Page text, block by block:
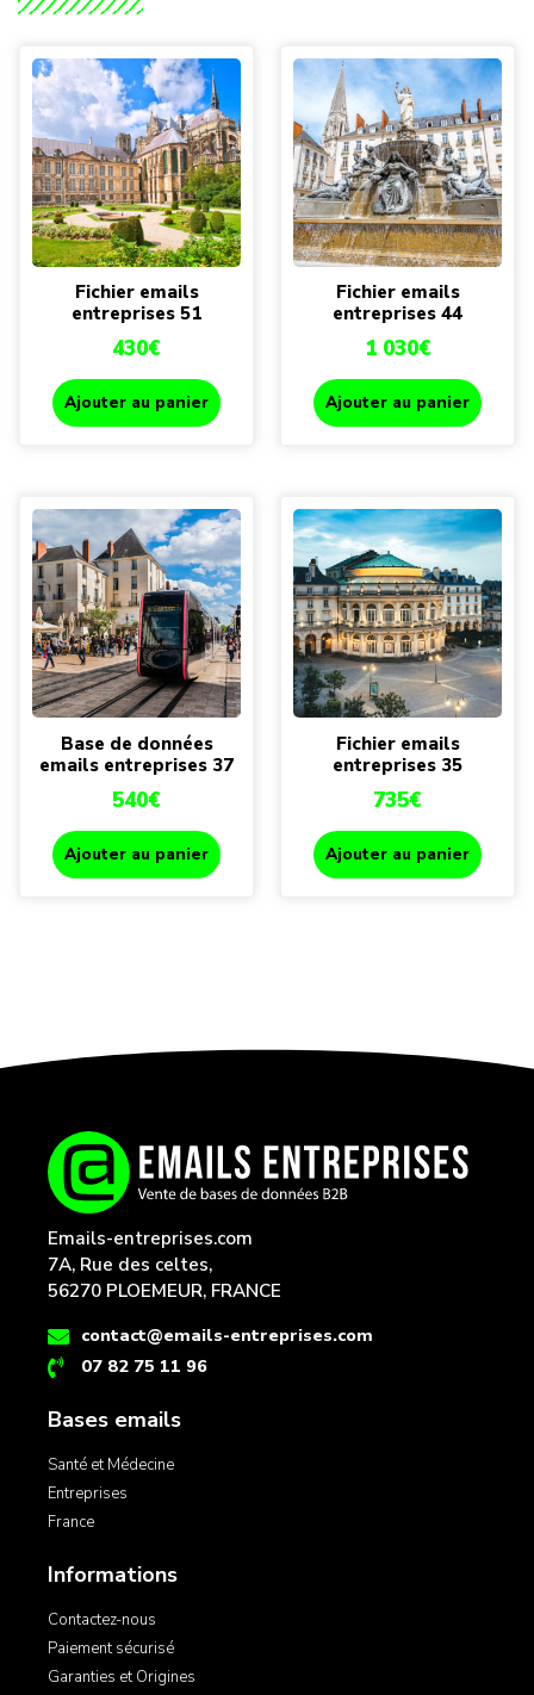
Fichier emails
entreprises 51
430€
Ajouter au panier
Fichier emails
entreprises 44
1 030€
Ajouter au panier
Base de données
emails entreprises 37
540€
Ajouter au panier
Fichier emails
entreprises 35
735€
Ajouter au panier
Emails-entreprises.com
7A, Rue des celtes,
56270 PLOEMEUR, FRANCE
contact@emails-entreprises.com
07 82 75 11 96
Bases emails
Santé et Médecine
Entreprises
France
Informations
Contactez-nous
Paiement sécurisé
Garanties et Origines